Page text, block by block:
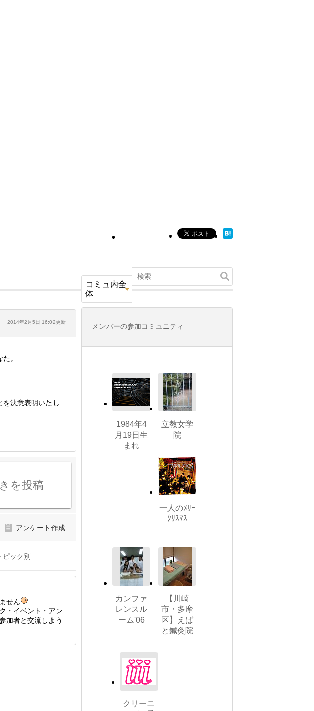
コミュ内全
体
2014年2月5日 16:02更新
。
を決意表明いたし
を投稿
アンケート作成
ピック別
せん
・イベント・アン
加者と交流しよう
メンバーの参加コミュニティ
1984年4
月19日生
まれ
立教女学
院
一人のﾒﾘｰ
ｸﾘｽﾏｽ
カンファ
レンスル
ーム'06
【川崎
市・多摩
区】えば
と鍼灸院
クリーニ